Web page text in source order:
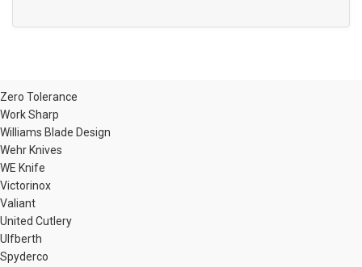
Zero Tolerance
Work Sharp
Williams Blade Design
Wehr Knives
WE Knife
Victorinox
Valiant
United Cutlery
Ulfberth
Spyderco